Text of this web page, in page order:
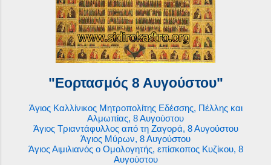
"Εορτασμός 8 Αυγούστου"
Άγιος Καλλίνικος Μητροπολίτης Εδέσσης, Πέλλης και
Αλμωπίας, 8 Αυγούστου
Άγιος Τριαντάφυλλος από τη Ζαγορά, 8 Αυγούστου
Άγιος Μύρων, 8 Αυγούστου
Άγιος Αιμιλιανός ο Ομολογητής, επίσκοπος Κυζίκου, 8
Αυγούστου